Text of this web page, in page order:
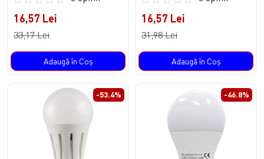
16,57 Lei
33,17 Lei
Adaugă în Coş
16,57 Lei
31,98 Lei
Adaugă în Coş
-53.4% -46.8%